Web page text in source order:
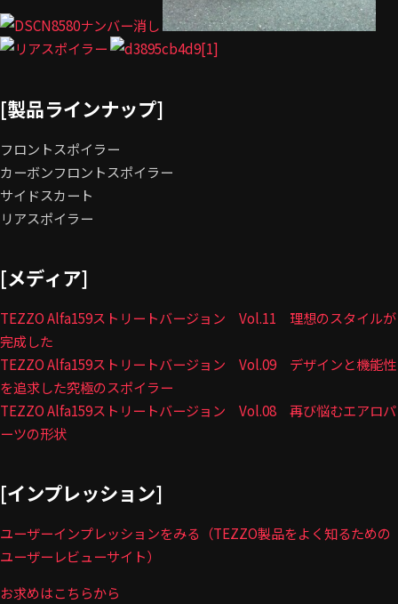
[製品ラインナップ]
フロントスポイラー
カーボンフロントスポイラー
サイドスカート
リアスポイラー
[メディア]
TEZZO Alfa159ストリートバージョン Vol.11 理想のスタイルが
完成した
TEZZO Alfa159ストリートバージョン Vol.09 デザインと機能性
を追求した究極のスポイラー
TEZZO Alfa159ストリートバージョン Vol.08 再び悩むエアロパ
ーツの形状
[インプレッション]
ユーザーインプレッションをみる（TEZZO製品をよく知るための
ユーザーレビューサイト）
お求めはこちらから